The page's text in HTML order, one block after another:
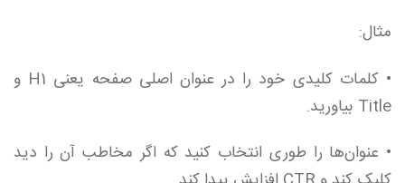
مثال:
• کلمات کلیدی خود را در عنوان اصلی صفحه یعنی H1 و
Title بیاورید.
• عنوان‌ها را طوری انتخاب کنید که اگر مخاطب آن را دید